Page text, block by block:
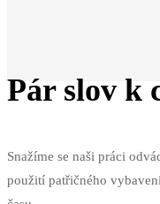
Pár slov k
Snažíme se naši práci
použití patřičného